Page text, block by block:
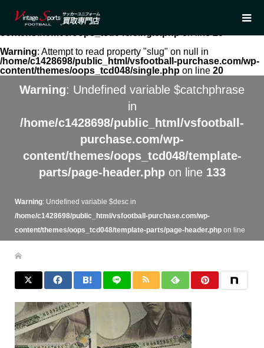
Warning
: Undefined array key 0 in
/home/c1428698/public_html/vsfootball-purchase.com/wp-
Warning: Attempt to read property "slug" on null in
/home/c1428698/public_html/vsfootball-purchase.com/wp-
content/themes/oops_tcd048/single.php on line 20
Warning: Undefined variable $catchphrase
in
/home/c1428698/public_html/vsfootball-
purchase.com/wp-
content/themes/oops_tcd048/template-
parts/page-header.phpon line 133
Warning: Undefined variable $desc in
/home/c1428698/public_html/vsfootball-purchase.com/wp-
content/themes/oops_tcd048/template-parts/page-header.phpon line